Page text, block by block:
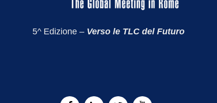
5^ Edizione – Verso le TLC del Futuro